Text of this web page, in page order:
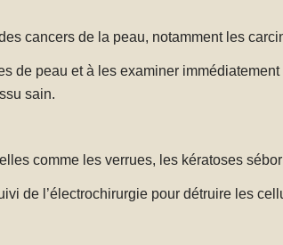
cancers de la peau, notamment les
de peau et à les examiner
sain.
comme les verrues, les kératoses
de l’électrochirurgie pour détruire les